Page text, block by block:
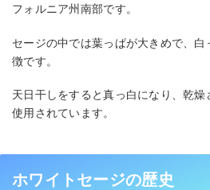
フォルニア州南部です。
セージの中では葉っぱが大きめで、
徴です。
天日干しをすると真っ白になり、乾
使用されています。
ホワイトセージの歴史